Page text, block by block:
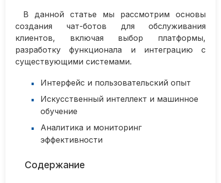
В данной статье мы рассмотрим основы
создания чат-ботов для обслуживания
клиентов, включая выбор платформы,
разработку функционала и интеграцию с
существующими системами.
Интерфейс и пользовательский опыт
Искусственный интеллект и машинное
обучение
Аналитика и мониторинг
эффективности
Содержание